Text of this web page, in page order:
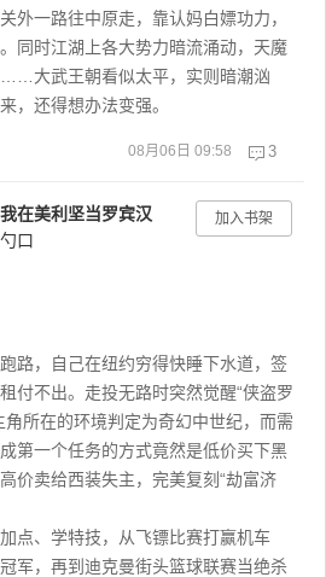
外一路往中原走，靠认妈白嫖功力，
同时江湖上各大势力暗流涌动，天魔
大武王朝看似太平，实则暗潮汹
，还得想办法变强。
08月06日 09:58 3
加入书架
在美利坚当罗宾汉
口
路，自己在纽约穷得快睡下水道，签
付不出。走投无路时突然觉醒“侠盗罗
角所在的环境判定为奇幻中世纪，而需
第一个任务的方式竟然是低价买下黑
价卖给西装失主，完美复刻“劫富济
点、学特技，从飞镖比赛打赢机车
军，再到迪克曼街头篮球联赛当绝杀